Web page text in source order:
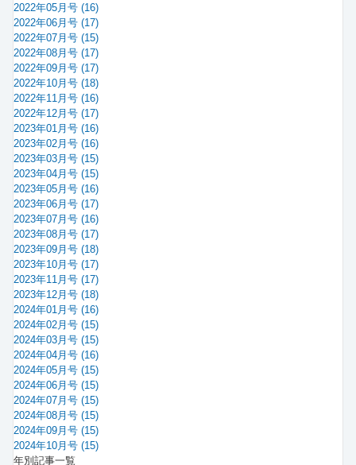
2022年05月号 (16)
2022年06月号 (17)
2022年07月号 (15)
2022年08月号 (17)
2022年09月号 (17)
2022年10月号 (18)
2022年11月号 (16)
2022年12月号 (17)
2023年01月号 (16)
2023年02月号 (16)
2023年03月号 (15)
2023年04月号 (15)
2023年05月号 (16)
2023年06月号 (17)
2023年07月号 (16)
2023年08月号 (17)
2023年09月号 (18)
2023年10月号 (17)
2023年11月号 (17)
2023年12月号 (18)
2024年01月号 (16)
2024年02月号 (15)
2024年03月号 (15)
2024年04月号 (16)
2024年05月号 (15)
2024年06月号 (15)
2024年07月号 (15)
2024年08月号 (15)
2024年09月号 (15)
2024年10月号 (15)
年別記事一覧